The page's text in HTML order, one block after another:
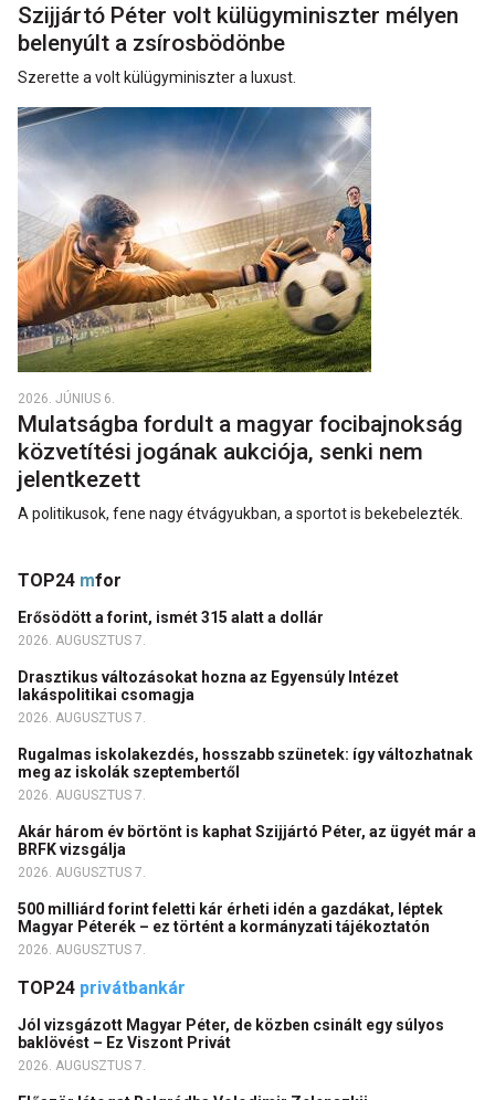
Szijjártó Péter volt külügyminiszter mélyen
belenyúlt a zsírosbödönbe
Szerette a volt külügyminiszter a luxust.
2026. JÚNIUS 6.
Mulatságba fordult a magyar focibajnokság
közvetítési jogának aukciója, senki nem
jelentkezett
A politikusok, fene nagy étvágyukban, a sportot is bekebelezték.
TOP24 mfor
Erősödött a forint, ismét 315 alatt a dollár
2026. AUGUSZTUS 7.
Drasztikus változásokat hozna az Egyensúly Intézet
lakáspolitikai csomagja
2026. AUGUSZTUS 7.
Rugalmas iskolakezdés, hosszabb szünetek: így változhatnak
meg az iskolák szeptembertől
2026. AUGUSZTUS 7.
Akár három év börtönt is kaphat Szijjártó Péter, az ügyét már a
BRFK vizsgálja
2026. AUGUSZTUS 7.
500 milliárd forint feletti kár érheti idén a gazdákat, léptek
Magyar Péterék – ez történt a kormányzati tájékoztatón
2026. AUGUSZTUS 7.
TOP24 privátbankár
Jól vizsgázott Magyar Péter, de közben csinált egy súlyos
baklövést – Ez Viszont Privát
2026. AUGUSZTUS 7.